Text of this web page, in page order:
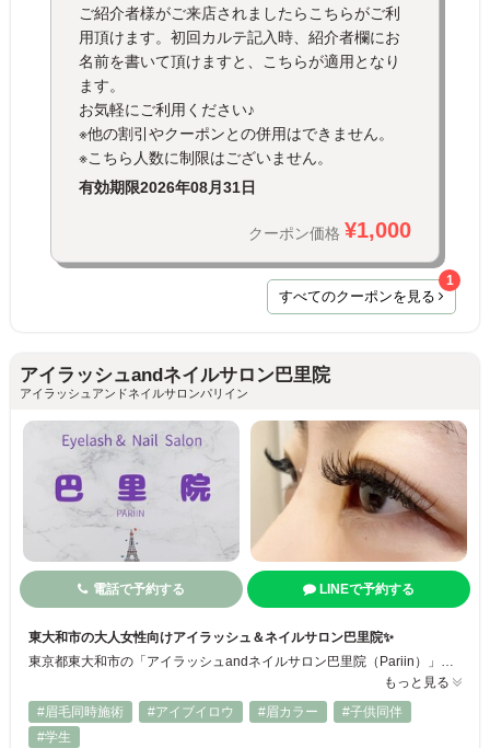
ご紹介者様がご来店されましたらこちらがご利
用頂けます。初回カルテ記入時、紹介者欄にお
名前を書いて頂けますと、こちらが適用となり
ます。
お気軽にご利用ください♪
※他の割引やクーポンとの併用はできません。
※こちら人数に制限はございません。
有効期限2026年08月31日
クーポン価格 ¥1,000
すべてのクーポンを見る
1
アイラッシュandネイルサロン巴里院
アイラッシュアンドネイルサロンパリイン
電話で予約する LINEで予約する
東大和市の大人女性向けアイラッシュ＆ネイルサロン巴里院✨
もっと見る
#眉毛同時施術
#アイブイロウ #眉カラー
#子供同伴
#学生